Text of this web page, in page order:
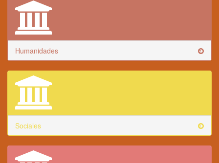
Humanidades
Sociales